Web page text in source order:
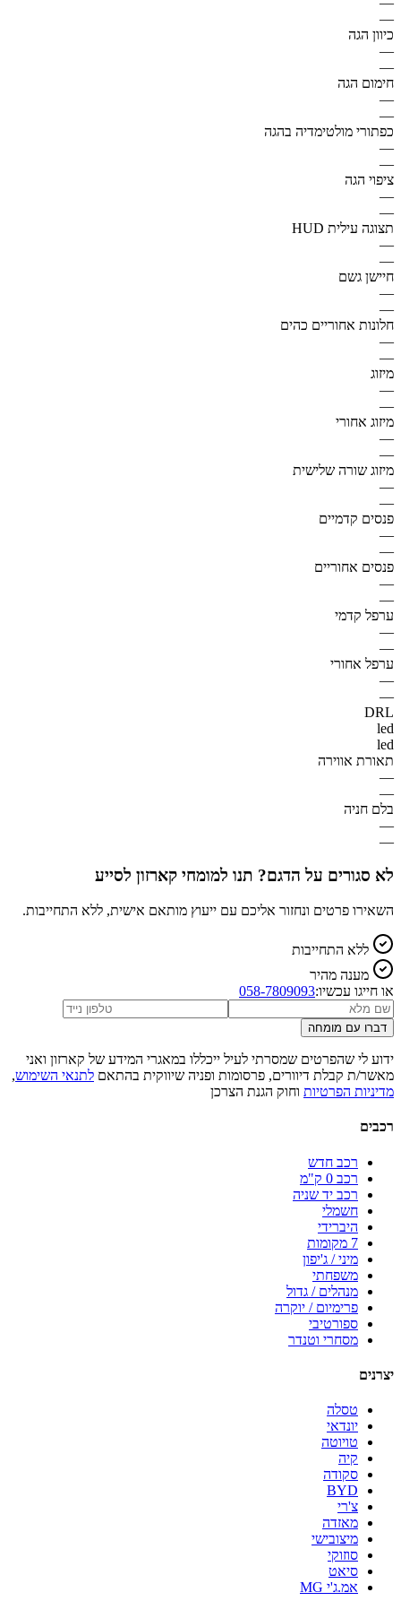
—
כיוון הגה
—
—
חימום הגה
—
—
כפתורי מולטימדיה בהגה
—
—
ציפוי הגה
—
—
תצוגה עילית HUD
—
—
חיישן גשם
—
—
חלונות אחוריים כהים
—
—
מיזוג
—
—
מיזוג אחורי
—
—
מיזוג שורה שלישית
—
—
פנסים קדמיים
—
—
פנסים אחוריים
—
—
ערפל קדמי
—
—
ערפל אחורי
—
—
DRL
led
led
תאורת אווירה
—
—
בלם חניה
—
—
לא סגורים על הדגם? תנו למומחי קארזון לסייע
השאירו פרטים ונחזור אליכם עם ייעוץ מותאם אישית, ללא התחייבות.
ללא התחייבות
מענה מהיר
או חייגו עכשיו:058-7809093
דברו עם מומחה
ידוע לי שהפרטים שמסרתי לעיל ייכללו במאגרי המידע של קארזון ואני
מאשר/ת קבלת דיוורים, פרסומות ופניה שיווקית בהתאם לתנאי השימוש,
מדיניות הפרטיות וחוק הגנת הצרכן
רכבים
רכב חדש
רכב 0 ק"מ
רכב יד שניה
חשמלי
היברידי
7 מקומות
מיני / ג'יפון
משפחתי
מנהלים / גדול
פרימיום / יוקרה
ספורטיבי
מסחרי וטנדר
יצרנים
טסלה
יונדאי
טויוטה
קיה
סקודה
BYD
צ'רי
מאזדה
מיצובישי
סוזוקי
סיאט
אמ.ג'י MG